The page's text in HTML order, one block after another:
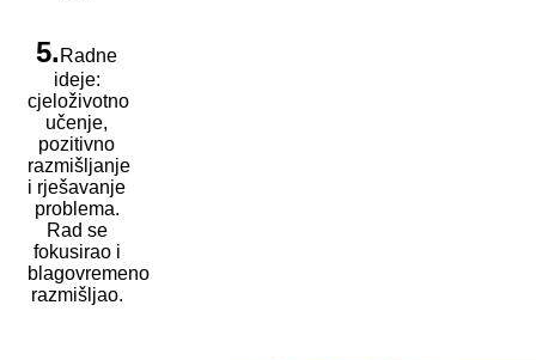
5. Radne
ideje:
cjeloživotno
učenje,
pozitivno
razmišljanje
i rješavanje
problema.
Rad se
fokusirao i
blagovremeno
razmišljao.